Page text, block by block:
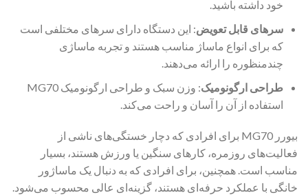
خود داشته باشید.
سرهای قابل تعویض: این دستگاه دارای سرهای مختلفی است
که برای انواع ماساژ مناسب هستند و تجربه ماساژی
چندمنظوره را ارائه می‌دهند.
طراحی ارگونومیک
: وزن سبک و طراحی ارگونومیک MG70
استفاده از آن را آسان و راحت می‌کند.
بیورر MG70 برای افرادی که دچار خستگی‌های ناشی از
فعالیت‌های روزمره، کارهای سنگین یا ورزش هستند، بسیار
مناسب است. همچنین، برای افرادی که به دنبال یک ماساژور
خانگی با عملکرد حرفه‌ای هستند، گزینه‌ای عالی محسوب می‌شود.